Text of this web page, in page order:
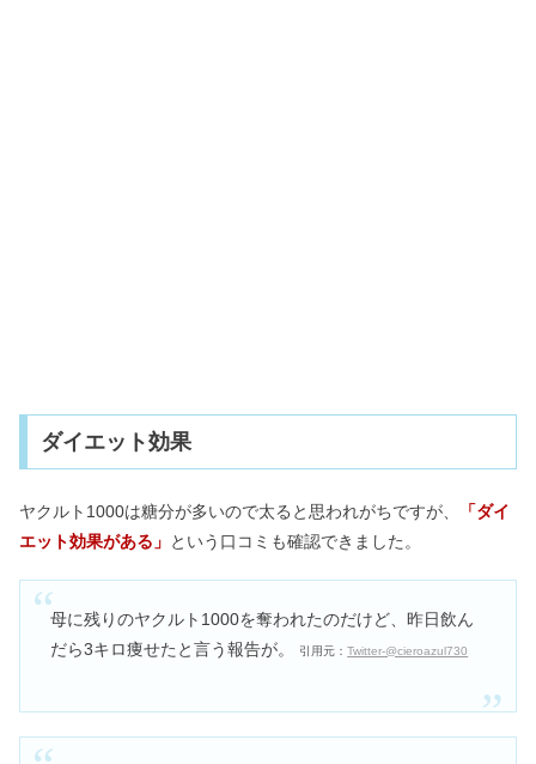
ダイエット効果
ヤクルト1000は糖分が多いので太ると思われがちですが、
「ダイ
エット効果がある」 という口コミも確認できました。
母に残りのヤクルト1000を奪われたのだけど、昨日飲ん
だら3キロ痩せたと言う報告が。
引用元：Twitter-@cieroazul730